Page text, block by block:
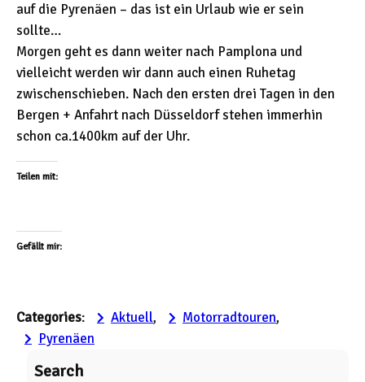
auf die Pyrenäen – das ist ein Urlaub wie er sein
sollte…
Morgen geht es dann weiter nach Pamplona und
vielleicht werden wir dann auch einen Ruhetag
zwischenschieben. Nach den ersten drei Tagen in den
Bergen + Anfahrt nach Düsseldorf stehen immerhin
schon ca.1400km auf der Uhr.
Teilen mit:
Gefällt mir:
Categories: Aktuell, Motorradtouren
Pyrenäen
Search